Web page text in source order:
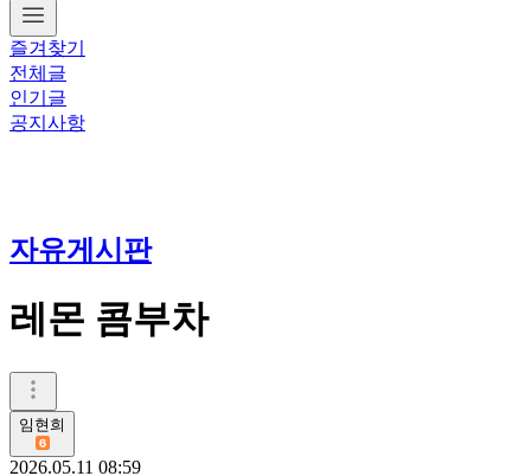
즐겨찾기
전체글
인기글
공지사항
자유게시판
레몬 콤부차
임현희
2026.05.11 08:59